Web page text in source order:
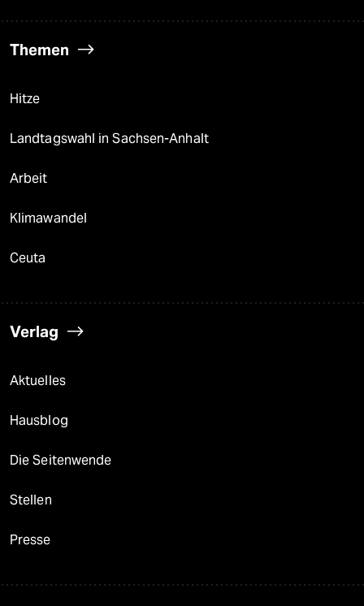
Themen
Hitze
Landtagswahl in Sachsen-Anhalt
Arbeit
Klimawandel
Ceuta
Verlag
Aktuelles
Hausblog
Die Seitenwende
Stellen
Presse